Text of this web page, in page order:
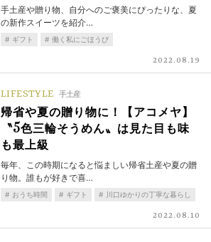
手土産や贈り物、自分へのご褒美にぴったりな、夏
の新作スイーツを紹介…
ギフト 働く私にごほうび
2022.08.19
LIFESTYLE 手土産
帰省や夏の贈り物に！【アコメヤ】
〝5色三輪そうめん〟は見た目も味
も最上級
毎年、この時期になると悩ましい帰省土産や夏の贈
り物。誰もが好きで喜…
おうち時間 ギフト 川口ゆかりの丁寧な暮らし
2022.08.10